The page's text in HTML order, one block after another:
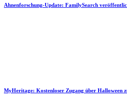
Ahnenforschung-Update: FamilySearch
MyHeritage: Kostenloser Zugang über Halloween